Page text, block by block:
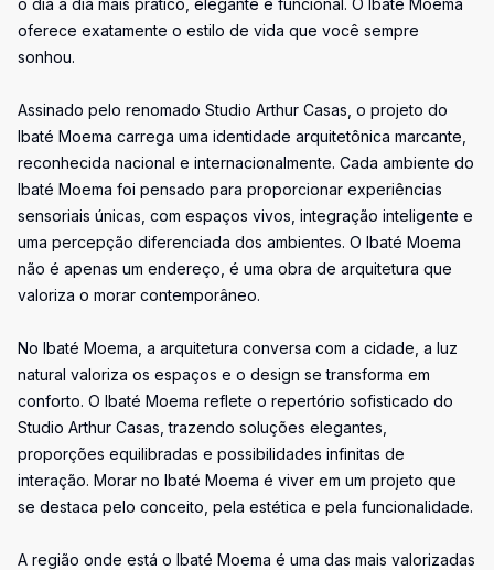
o dia a dia mais prático, elegante e funcional. O Ibaté Moema
oferece exatamente o estilo de vida que você sempre
sonhou.
Assinado pelo renomado Studio Arthur Casas, o projeto do
Ibaté Moema carrega uma identidade arquitetônica marcante,
reconhecida nacional e internacionalmente. Cada ambiente do
Ibaté Moema foi pensado para proporcionar experiências
sensoriais únicas, com espaços vivos, integração inteligente e
uma percepção diferenciada dos ambientes. O Ibaté Moema
não é apenas um endereço, é uma obra de arquitetura que
valoriza o morar contemporâneo.
No Ibaté Moema, a arquitetura conversa com a cidade, a luz
natural valoriza os espaços e o design se transforma em
conforto. O Ibaté Moema reflete o repertório sofisticado do
Studio Arthur Casas, trazendo soluções elegantes,
proporções equilibradas e possibilidades infinitas de
interação. Morar no Ibaté Moema é viver em um projeto que
se destaca pelo conceito, pela estética e pela funcionalidade.
A região onde está o Ibaté Moema é uma das mais valorizadas